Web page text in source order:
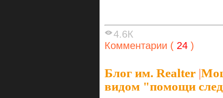
4.6К
Комментарии ( 24 )
Блог им. Realter |
видом "помощи